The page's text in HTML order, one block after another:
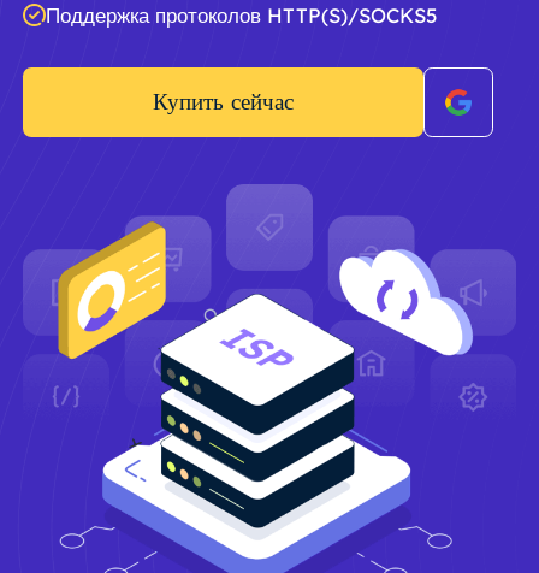
Поддержка протоколов HTTP(S)/SOCKS5
Купить сейчас